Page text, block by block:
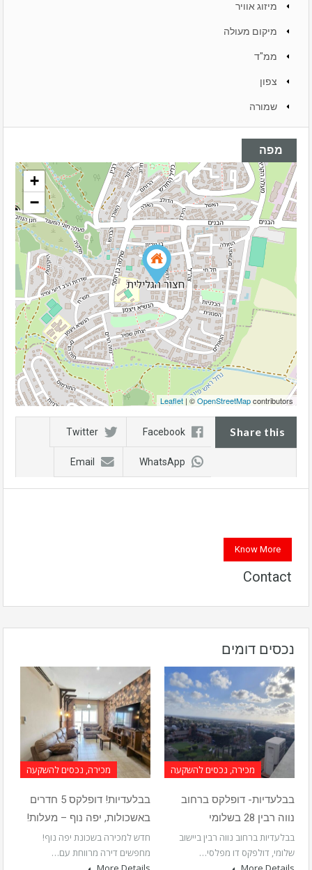
מיזוג אוויר
מיקום מעולה
ממ"ד
צפון
שמורה
מפה
+
−
Leaflet | ©OpenStreetMapcontributors
Share this
Facebook
Twitter
WhatsApp
Email
Know More
Contact
נכסים דומים
מכירה, נכסים להשקעה
בבלעדיות- דופלקס ברחוב
נווה רבין 28 בשלומי
בבלעדיות ברחוב נווה רבין ביישוב
שלומי, דולפקס דו מפלסי…
מכירה, נכסים להשקעה
בבלעדיות! דופלקס 5 חדרים
באשכולות, יפה נוף – מעלות!
חדש למכירה בשכונת יפה נוף!
מחפשים דירה מרווחת עם…